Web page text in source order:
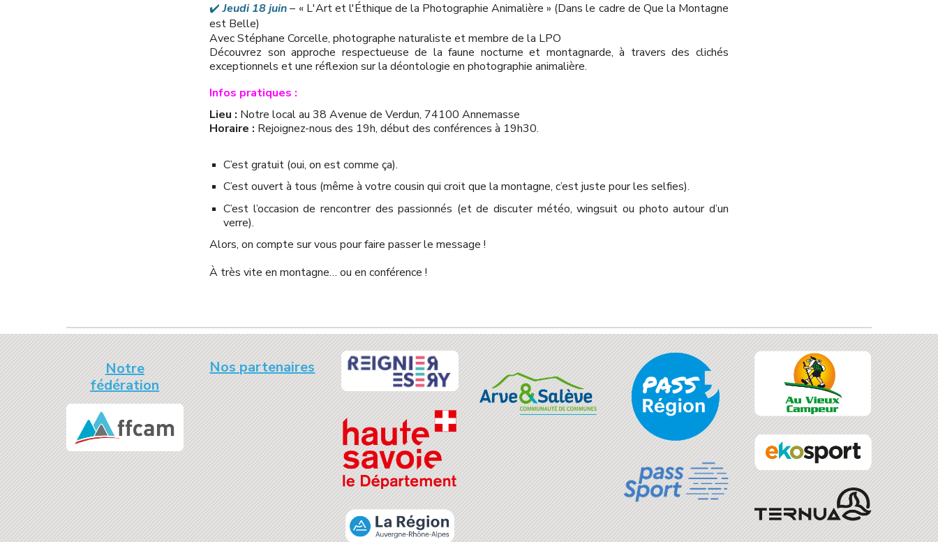
✔️Jeudi 18 juin– « L'Art et l'Éthique de la Photographie Animalière » (Dans le cadre de Que la Montagne
est Belle)
Avec Stéphane Corcelle, photographe naturaliste et membre de la LPO
Découvrez son approche respectueuse de la faune nocturne et montagnarde, à travers des clichés
exceptionnels et une réflexion sur la déontologie en photographie animalière.
Infos pratiques :
Lieu : Notre local au 38 Avenue de Verdun, 74100 Annemasse
Horaire : Rejoignez-nous des 19h, début des conférences à 19h30.
C’est gratuit (oui, on est comme ça).
C’est ouvert à tous (même à votre cousin qui croit que la montagne, c’est juste pour les selfies).
C’est l’occasion de rencontrer des passionnés (et de discuter météo, wingsuit ou photo autour d’un
verre).
Alors, on compte sur vous pour faire passer le message !
À très vite en montagne… ou en conférence !
Notre
fédération
Nos partenaires